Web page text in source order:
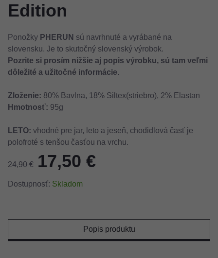
Edition
Ponožky PHERUN sú navrhnuté a vyrábané na
slovensku. Je to skutočný slovenský výrobok.
Pozrite si prosím nižšie aj popis výrobku, sú tam veľmi
dôležité a užitočné informácie.
Zloženie: 80% Bavlna, 18% Siltex(striebro), 2% Elastan
Hmotnosť: 95g
LETO: vhodné pre jar, leto a jeseň, chodidlová časť je
polofroté s tenšou časťou na vrchu.
24,90 € 17,50 €
Dostupnosť: Skladom
Popis produktu